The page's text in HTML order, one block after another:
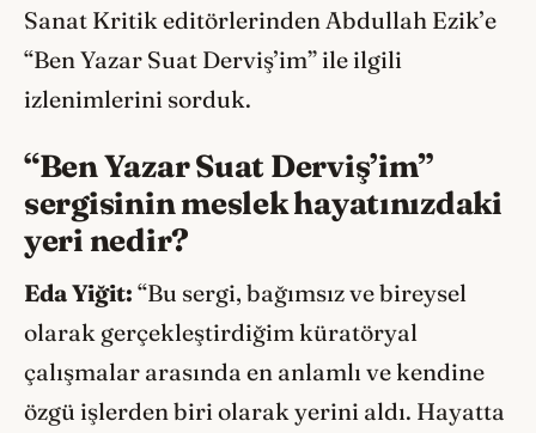
Sanat Kritik editörlerinden Abdullah Ezik’e
“Ben Yazar Suat Derviş’im” ile ilgili
izlenimlerini sorduk.
“Ben Yazar Suat Derviş’im”
sergisinin meslek hayatınızdaki
yeri nedir?
Eda Yiğit: “Bu sergi, bağımsız ve bireysel
olarak gerçekleştirdiğim küratöryal
çalışmalar arasında en anlamlı ve kendine
özgü işlerden biri olarak yerini aldı. Hayatta